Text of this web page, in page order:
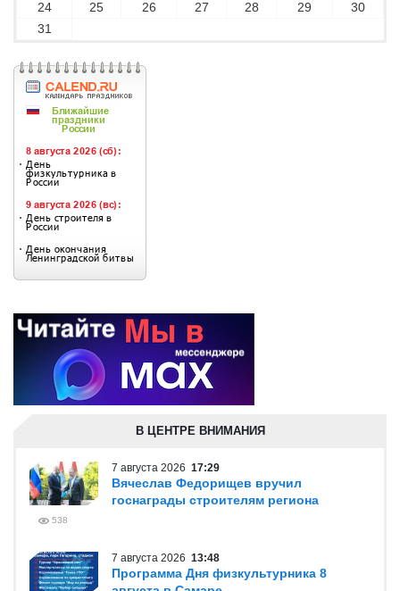
24 25 26 27 28 29
30
31
В ЦЕНТРЕ ВНИМАНИЯ
7 августа 2026 17:29
Вячеслав Федорищев вручил
госнаграды строителям региона
538
7 августа 2026 13:48
Программа Дня физкультурника 8